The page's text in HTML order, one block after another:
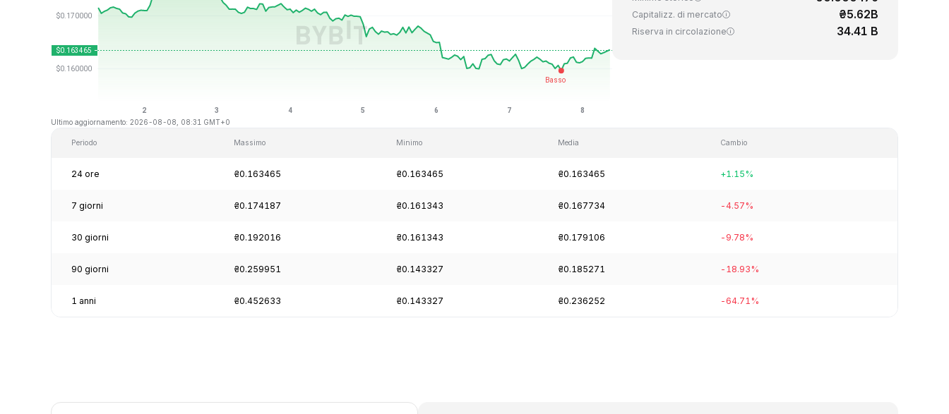
Ultimo aggiornamento: 2026-08-08, 08:31 GMT+0
Capitalizz. di mercato ₴5.62B
Riserva in circolazione 34.41 B
Periodo Massimo Minimo Media Cambio
24 ore ₴0.163465 ₴0.163465 ₴0.163465 +1.15%
7 giorni ₴0.174187 ₴0.161343 ₴0.167734 -4.57%
30 giorni ₴0.192016 ₴0.161343 ₴0.179106 -9.78%
90 giorni ₴0.259951 ₴0.143327 ₴0.185271 -18.93%
1 anni ₴0.452633 ₴0.143327 ₴0.236252 -64.71%